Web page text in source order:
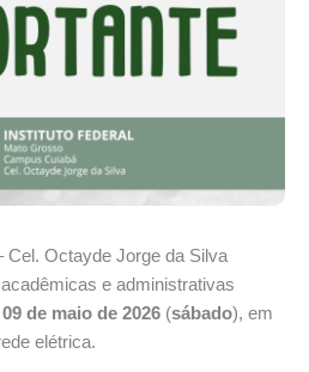
Cel. Octayde Jorge da Silva
e administrativas
09 de maio de 2026 (sábado), em
elétrica.